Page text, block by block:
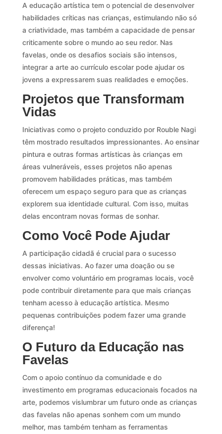
A educação artística tem o potencial de desenvolver
habilidades críticas nas crianças, estimulando não só
a criatividade, mas também a capacidade de pensar
criticamente sobre o mundo ao seu redor. Nas
favelas, onde os desafios sociais são intensos,
integrar a arte ao currículo escolar pode ajudar os
jovens a expressarem suas realidades e emoções.
Projetos que Transformam
Vidas
Iniciativas como o projeto conduzido por Rouble Nagi
têm mostrado resultados impressionantes. Ao ensinar
pintura e outras formas artísticas às crianças em
áreas vulneráveis, esses projetos não apenas
promovem habilidades práticas, mas também
oferecem um espaço seguro para que as crianças
explorem sua identidade cultural. Com isso, muitas
delas encontram novas formas de sonhar.
Como Você Pode Ajudar
A participação cidadã é crucial para o sucesso
dessas iniciativas. Ao fazer uma doação ou se
envolver como voluntário em programas locais, você
pode contribuir diretamente para que mais crianças
tenham acesso à educação artística. Mesmo
pequenas contribuições podem fazer uma grande
diferença!
O Futuro da Educação nas
Favelas
Com o apoio contínuo da comunidade e do
investimento em programas educacionais focados na
arte, podemos vislumbrar um futuro onde as crianças
das favelas não apenas sonhem com um mundo
melhor, mas também tenham as ferramentas